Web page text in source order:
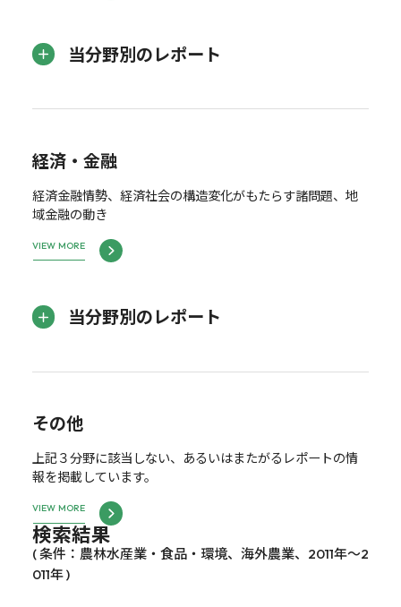
当分野別のレポート
経済・金融
経済金融情勢、経済社会の構造変化がもたらす諸問題、地
域金融の動き
VIEW MORE
当分野別のレポート
その他
上記３分野に該当しない、あるいはまたがるレポートの情
報を掲載しています。
VIEW MORE
検索結果
( 条件：農林水産業・食品・環境、海外農業、2011年～2
011年 )